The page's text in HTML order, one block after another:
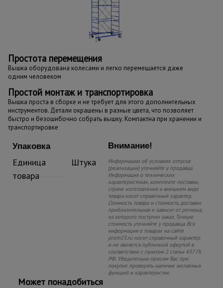
Простота перемещения
Вышка оборудована колесами и легко перемещается даже
одним человеком
Простой монтаж и транспортировка
Вышка проста в сборке и не требует для этого дополнительных
инструментов. Детали окрашены в разные цвета, что позволяет
быстро и безошибочно собрать вышку. Компактна при хранении и
транспортировке
Упаковка
Единица
товара
Штука
Внимание!
Информацию об условиях отпуска
(реализации) уточняйте у продавца.
Информация о технических
характеристиках, комплекте поставки,
стране изготовления и внешнем виде
товара носит справочный характер.
Стоимость товара и стоимость доставки
приблизительная и зависит от региона,
из которого поступил заказ. Точную
стоимость уточняйте у продавца. Вся
информация о товарах на сайте
prom23.ru носит справочный характер
и не является публичной офертой в
соответствии с пунктом 2 статьи 437 ГК
РФ. Убедительно просим Вас при
покупке проверять наличие желаемых
функций и характеристик.
Может понадобиться